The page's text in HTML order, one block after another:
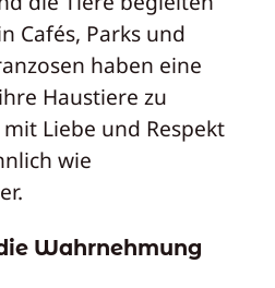
Cafés, Parks und
haben eine
Haustiere zu
Liebe und Respekt
wie
Wahrnehmung